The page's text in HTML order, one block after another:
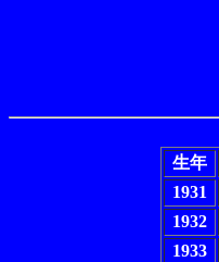
生年
1931
1932
1933